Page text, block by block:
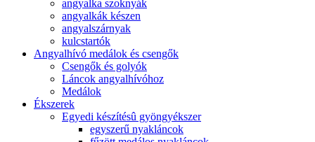
angyalka szoknyák
angyalkák készen
angyalszárnyak
kulcstartók
Angyalhívó medálok és csengők
Csengők és golyók
Láncok angyalhívóhoz
Medálok
Ékszerek
Egyedi készítésû gyöngyékszer
egyszerű nyakláncok